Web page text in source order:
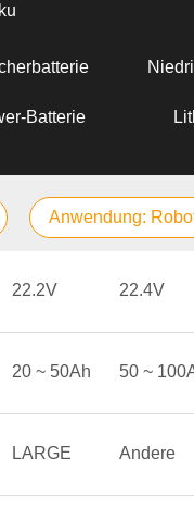
Batterie
Anwendung:
22.2V 22.4V
20 ~ 50Ah 50 ~
LARGE Andere